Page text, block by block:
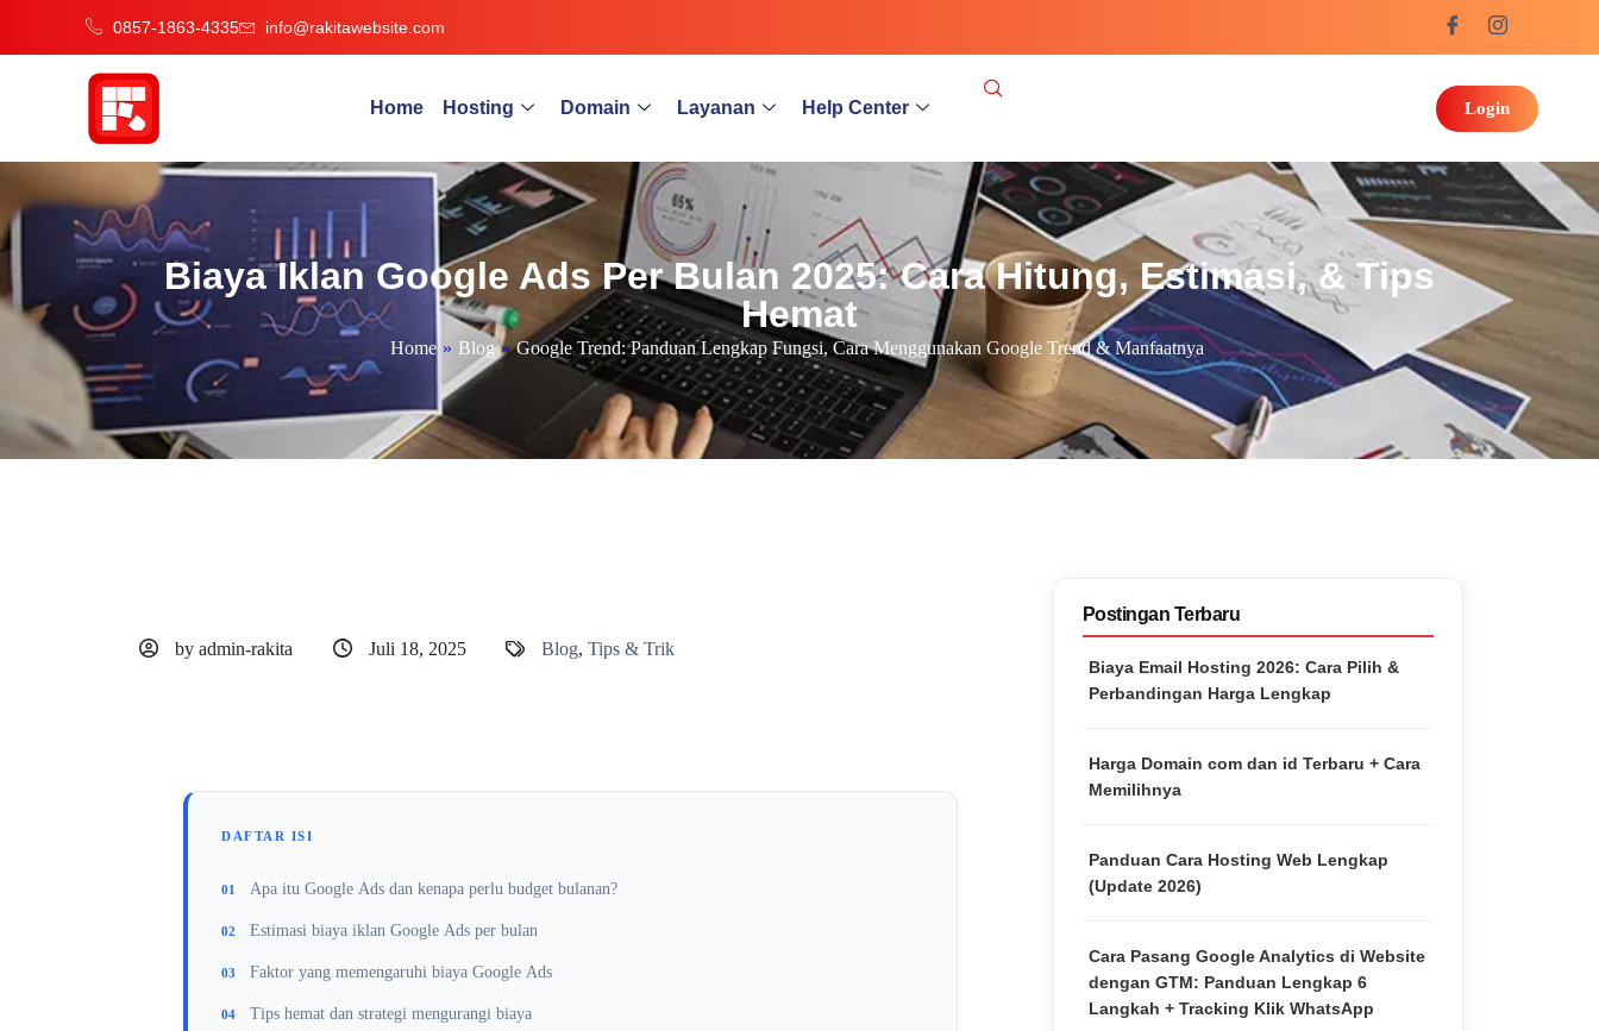
0857-1863-4335 info@rakitawebsite.com
Home Hosting Domain Layanan Help Center Login
Biaya Iklan Google Ads Per Bulan 2025: Cara Hitung, Estimasi, & Tips
Hemat
Home » Blog » Google Trend: Panduan Lengkap Fungsi, Cara Menggunakan Google Trend & Manfaatnya
by admin-rakita Juli 18, 2025 Blog,Tips & Trik
DAFTAR ISI
Apa itu Google Ads dan kenapa perlu budget bulanan?
Estimasi biaya iklan Google Ads per bulan
Faktor yang memengaruhi biaya Google Ads
Tips hemat dan strategi mengurangi biaya
Postingan Terbaru
Biaya Email Hosting 2026: Cara Pilih &
Perbandingan Harga Lengkap
Harga Domain com dan id Terbaru + Cara
Memilihnya
Panduan Cara Hosting Web Lengkap
(Update 2026)
Cara Pasang Google Analytics di Website
dengan GTM: Panduan Lengkap 6
Langkah + Tracking Klik WhatsApp